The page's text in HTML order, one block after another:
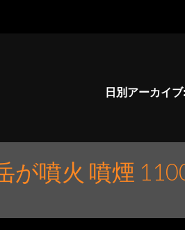
日別アーカイ
が噴火 噴煙